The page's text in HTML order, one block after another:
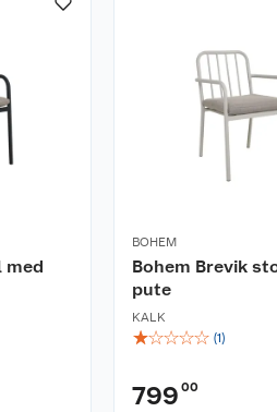
med
BOHEM
Bohem Brevik
pute
KALK
☆☆☆☆☆ (1)
799 00